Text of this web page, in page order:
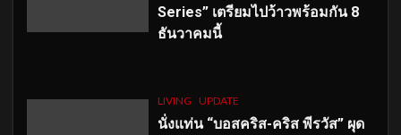
Series” เตรียมไปว้าวพร้อมกัน 8
ธันวาคมนี้
LIVING UPDATE
นั่งแท่น “บอสคริส-คริส พีรวัส” ผุด